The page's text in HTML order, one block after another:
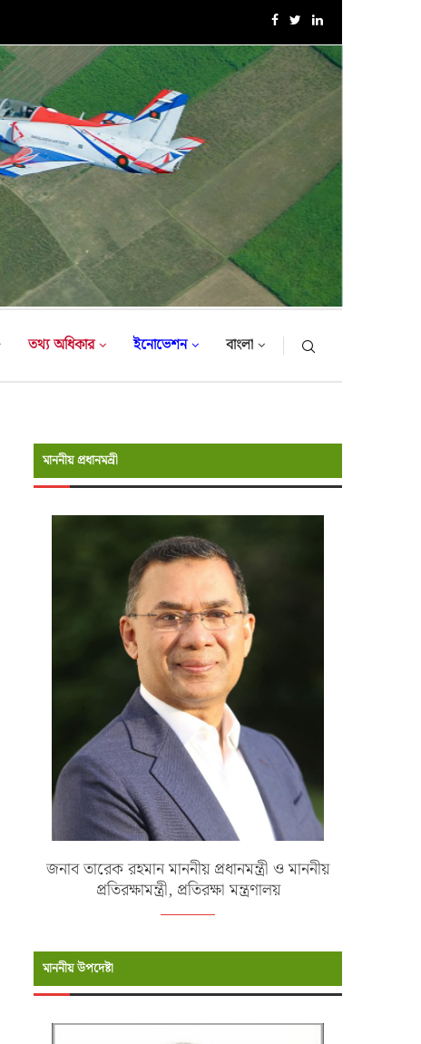
এক্সারসাইজ টাইগার লাইটনিং-২০২৬ এর উদ্বোধনী অনুষ্ঠান
তথ্য অধিকার ইনোভেশন বাংলা
মাননীয় প্রধানমন্রী
জনাব তারেক রহমান মাননীয় প্রধানমন্ত্রী ও মাননীয়
প্রতিরক্ষামন্ত্রী, প্রতিরক্ষা মন্ত্রণালয়
মাননীয় উপদেষ্টা